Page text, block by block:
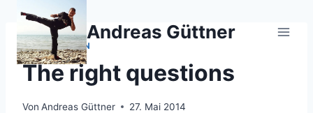
Zum
springen
Andreas Güttner
KEN ROBINSON
The right questions
Von Andreas Güttner 27. Mai 2014